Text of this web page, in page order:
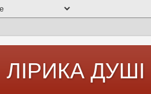
ЛІРИКА ДУШІ